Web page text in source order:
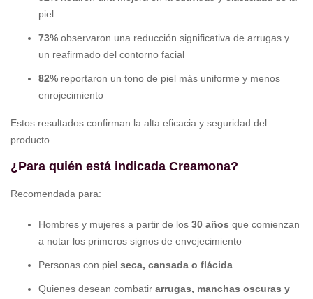
piel
73% observaron una reducción significativa de arrugas y
un reafirmado del contorno facial
82% reportaron un tono de piel más uniforme y menos
enrojecimiento
Estos resultados confirman la alta eficacia y seguridad del
producto.
¿Para quién está indicada Creamona?
Recomendada para:
Hombres y mujeres a partir de los 30 años que comienzan
a notar los primeros signos de envejecimiento
Personas con piel seca, cansada o flácida
Quienes desean combatir arrugas, manchas oscuras y